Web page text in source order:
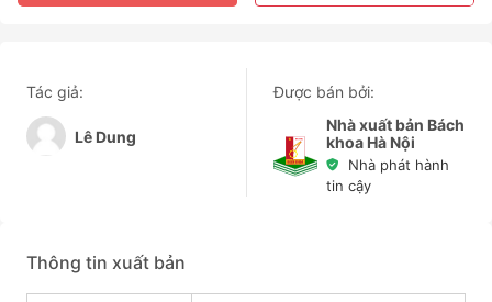
Tác giả:
Lê Dung
Được bán bởi:
Nhà xuất bản Bách
khoa Hà Nội
Nhà phát hành
tin cậy
Thông tin xuất bản